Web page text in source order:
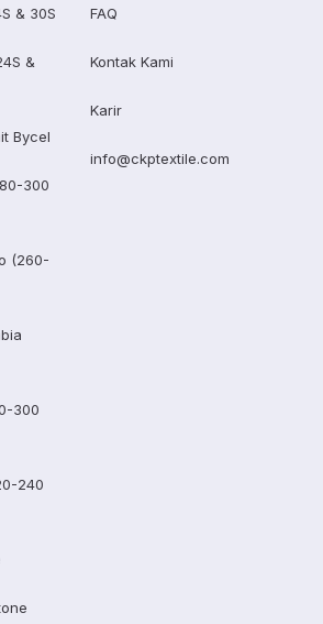
& 30S
&
Bycel
300
(260-
300
240
FAQ
Kontak Kami
Karir
info@ckptextile.com